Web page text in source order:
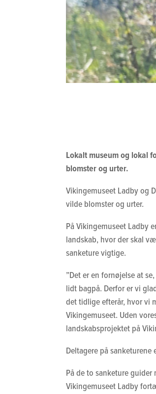
Lokalt museum og lokal
blomster og urter.
Vikingemuseet Ladby og
vilde blomster og urter.
På Vikingemuseet Ladby
landskab, hvor der skal
sanketure vigtige.
”Det er en fornøjelse at
lidt bagpå. Derfor er vi
det tidlige efterår, hvor vi
Vikingemuseet. Uden
landskabsprojektet på
Deltagere på
På de to sanketure
Vikingemuseet Ladby